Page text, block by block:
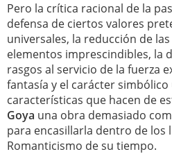
Pero la crítica racional de la
defensa de ciertos valores
universales, la reducción de
elementos imprescindibles, la
rasgos al servicio de la fuerza
fantasía y el carácter
características que hacen de
Goya una obra demasiado
para encasillarla dentro de los
Romanticismo de su tiempo.